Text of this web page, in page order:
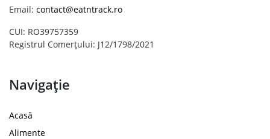
Email: contact@eatntrack.ro
CUI: RO39757359
Registrul Comerțului: J12/1798/2021
Navigație
Acasă
Alimente